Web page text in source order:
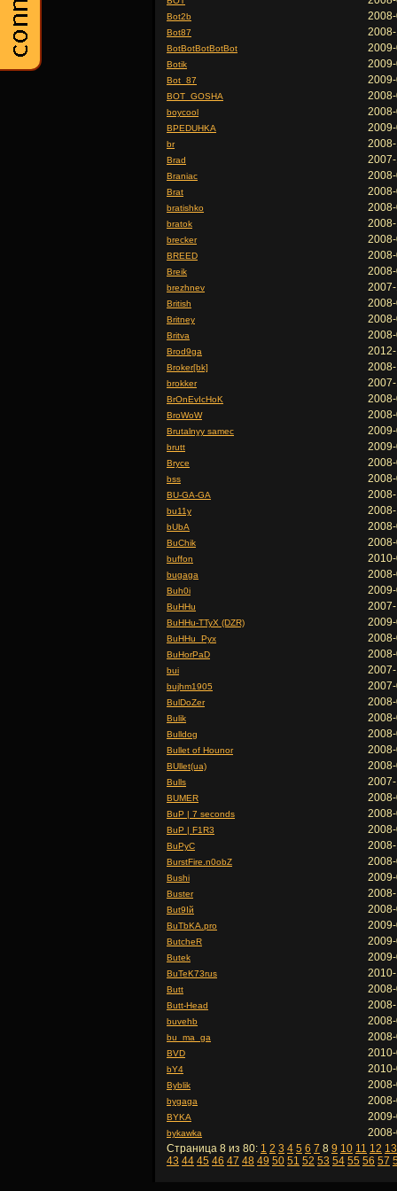
Bot2b
Bot87
BotBotBotBotBot
Botik
Bot_87
BOT_GOSHA
boycool
BPEDUHKA
br
Brad
Braniac
Brat
bratishko
bratok
brecker
BREED
Breik
brezhnev
British
Britney
Britva
Brod9ga
Broker[bk]
brokker
BrOnEvIcHoK
BroWoW
Brutalnyy samec
brutt
Bryce
bss
BU-GA-GA
bu11y
bUbA
BuChik
buffon
bugaga
Buh0i
BuHHu
BuHHu-TTyX (DZR)
BuHHu_Pyx
BuHorPaD
bui
bujhm1905
BulDoZer
Bulik
Bulldog
Bullet of Hounor
BUllet(ua)
Bulls
BUMER
BuP | 7 seconds
BuP | F1R3
BuPyC
BurstFire.n0obZ
Bushi
Buster
But9Iй
BuTbKA.pro
ButcheR
Butek
BuTeK73rus
Butt
Butt-Head
buvehb
bu_ma_ga
BVD
bY4
Byblik
bygaga
BYKA
bykawka
Страница 8 из 80: 1 2 3 4 5 6 7 8 9 10 11 12 13
43 44 45 46 47 48 49 50 51 52 53 54 55 56 57